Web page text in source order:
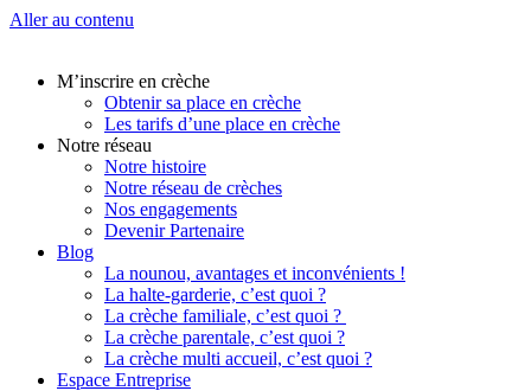
Aller au contenu
M’inscrire en crèche
Obtenir sa place en crèche
Les tarifs d’une place en crèche
Notre réseau
Notre histoire
Notre réseau de crèches
Nos engagements
Devenir Partenaire
Blog
La nounou, avantages et inconvénients !
La halte-garderie, c’est quoi ?
La crèche familiale, c’est quoi ?
La crèche parentale, c’est quoi ?
La crèche multi accueil, c’est quoi ?
Espace Entreprise